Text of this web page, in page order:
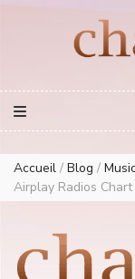
European Music
Accueil / Blog /
Airplay Radios